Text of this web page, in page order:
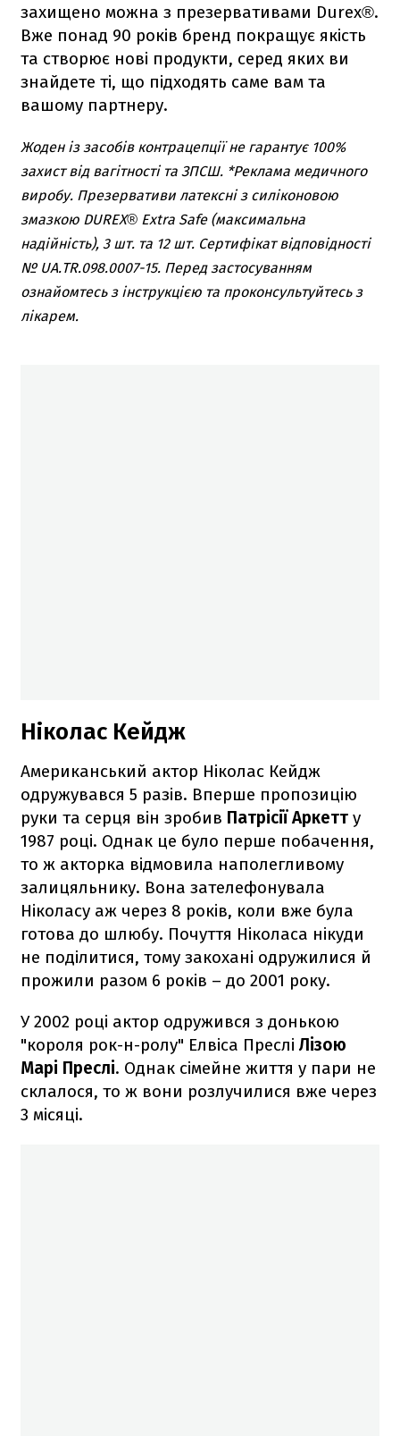
захищено можна з презервативами Durex®.
Вже понад 90 років бренд покращує якість
та створює нові продукти, серед яких ви
знайдете ті, що підходять саме вам та
вашому партнеру.
Жоден із засобів контрацепції не гарантує 100%
захист від вагітності та ЗПСШ. *Реклама медичного
виробу. Презервативи латексні з силіконовою
змазкою DUREX® Extra Safe (максимальна
надійність), 3 шт. та 12 шт. Сертифікат відповідності
№ UA.TR.098.0007-15. Перед застосуванням
ознайомтесь з інструкцією та проконсультуйтесь з
лікарем.
Ніколас Кейдж
Американський актор Ніколас Кейдж
одружувався 5 разів. Вперше пропозицію
руки та серця він зробив Патрісії Аркетт у
1987 році. Однак це було перше побачення,
то ж акторка відмовила наполегливому
залицяльнику. Вона зателефонувала
Ніколасу аж через 8 років, коли вже була
готова до шлюбу. Почуття Ніколаса нікуди
не поділитися, тому закохані одружилися й
прожили разом 6 років – до 2001 року.
У 2002 році актор одружився з донькою
"короля рок-н-ролу" Елвіса Преслі Лізою
Марі Преслі. Однак сімейне життя у пари не
склалося, то ж вони розлучилися вже через
3 місяці.